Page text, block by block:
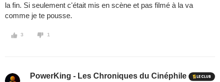
la fin. Si seulement c'était mis en scène et pas filmé à la va
comme je te pousse.
3 1
PowerKing - Les Chroniques du Cinéphile